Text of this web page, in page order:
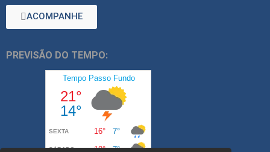
ACOMPANHE
PREVISÃO DO TEMPO: